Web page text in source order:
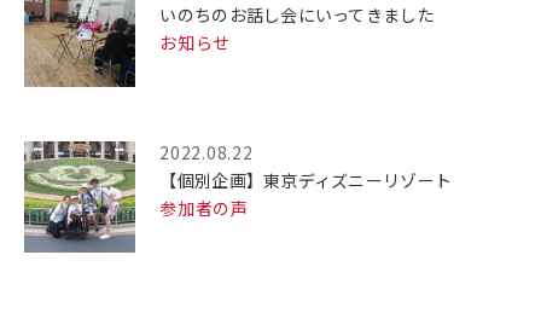
いのちのお話し会にいってきました
お知らせ
2022.08.22
【個別企画】東京ディズニーリゾート
参加者の声